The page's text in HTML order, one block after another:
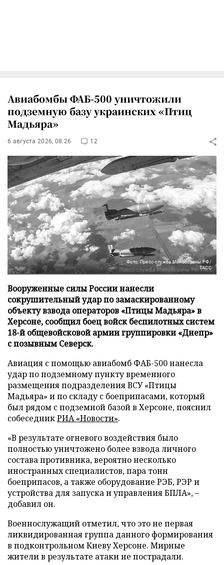
Авиабомбы ФАБ-500 уничтожили
подземную базу украинских «Птиц
Мадьяра»
6 августа 2026, 08:26 12
Фото: Пресс-служба Минобороны РФ/
ТАСС
Вооруженные силы России нанесли
сокрушительный удар по замаскированному
объекту взвода операторов «Птицы Мадьяра» в
Херсоне, сообщил боец войск беспилотных систем
18-й общевойсковой армии группировки «Днепр»
с позывным Северск.
Авиация с помощью авиабомб ФАБ-500 нанесла
удар по подземному пункту временного
размещения подразделения ВСУ «Птицы
Мадьяра» и по складу с боеприпасами, который
был рядом с подземной базой в Херсоне, пояснил
собеседникРИА «Новости».
«В результате огневого воздействия было
полностью уничтожено более взвода личного
состава противника, вероятно несколько
иностранных специалистов, пара тонн
боеприпасов, а также оборудование РЭБ, РЭР и
устройства для запуска и управления БПЛА», –
добавил он.
Военнослужащий отметил, что это не первая
ликвидированная группа данного формирования
в подконтрольном Киеву Херсоне. Мирные
жители в результате атаки не пострадали.